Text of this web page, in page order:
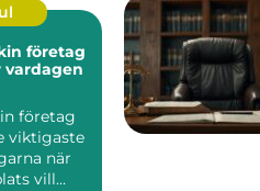
företag
vardagen
företag
viktigaste
när
vill